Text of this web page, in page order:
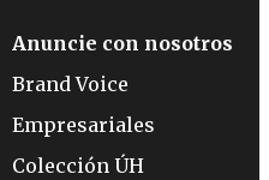
Anuncie con nosotros
Brand Voice
Empresariales
Colección ÚH